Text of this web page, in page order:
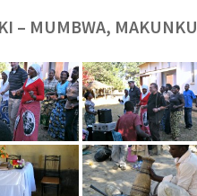
– MUMBWA, MAKUNKU